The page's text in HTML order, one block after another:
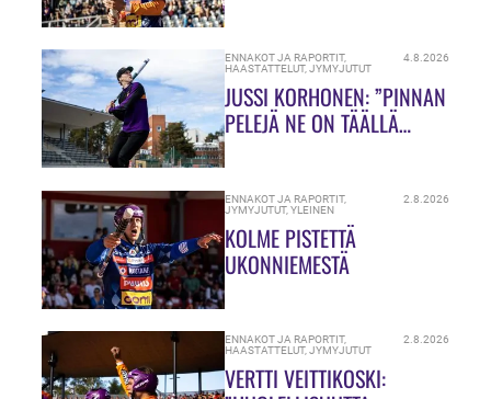
ENNAKOT JA RAPORTIT,
HAASTATTELUT,JYMYJUTUT
4.8.2026
JUSSI KORHONEN: ”PINNAN
PELEJÄ NE ON TÄÄLLÄ
ENNAKOT JA RAPORTIT,
JYMYJUTUT,YLEINEN
2.8.2026
KOLME PISTETTÄ
UKONNIEMESTÄ
ENNAKOT JA RAPORTIT,
HAASTATTELUT,JYMYJUTUT
2.8.2026
VERTTI VEITTIKOSKI: